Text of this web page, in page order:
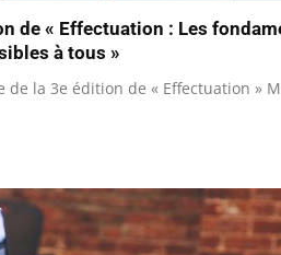
de « Effectuation : Les
à tous »
de la 3e édition de « Effectuation »